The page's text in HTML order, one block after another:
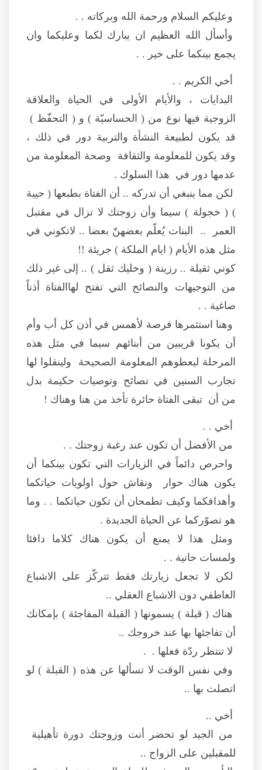
وعليكم السلام ورحمة الله وبركاته . .
وأسأل الله العظيم ان يبارك لكما وعليكما وان
يجمع بينكما على خير . .
أخي الكريم . .
البدايات ، والأيام الأولى في الحياة والعلاقة
الزوجية فيها نوع من ( الحساسيّة ) و ( التحفّظ )
قد يكون لطبيعة النشأة والتربية دور في ذلك ،
وقد يكون للمعلومة والثقافة وصحة المعلومة من
عدمها دور في هذا السلوك .
لكن مما ينبغي أن تدركه .. أن الفتاة بطبعها ( حيية
) ( خجولة ) سيما وأن زوجتك لا تزال في مقتبل
العمر .. البنات يُعلّم بعضهنّ بعضا .. لاتكوني في
مثل هذه الأيام ( ايام الملكة ) جريئة !!
كوني ثقيلة .. رزينة ( وخليك ثقل ) .. إلى غير ذلك
من التوجيهات والنصائح التي تفتح لهاالفتاة أذناً
صاغية . .
وهنا استثمرها فرصة لأهمس في أذن كل أب وأم
أن يكونا قريبين من أبنائهم سيما في مثل هذه
المرحلة ليعطوهم المعلومة الصحيحة ولينقلوا لها
تجارب السنين في نصائح وتوصيات حكيمة بدل
من أن تبقى الفتاة حائرة تأخذ من هنا وهناك !
أخي . .
من الأفضل أن تكون عند رغبة زوجتك . .
واحرص دائماً في الزيارات التي تكون بينكما أن
يكون هناك حوار ونقاش حول اولويات حياتكما
وأهدافكما وكيف تطمحان أن تكون حياتكما . . وما
هو تصوّركما عن الحياة الجديدة .
ومثل هذا لا يمنع أن يكون هناك كلاما دافئا
ولمسات حانية . .
لكن لا تجعل زيارتك فقط تتركّز على الاشباع
العاطفي دون الاشباع العقلي ..
هناك ( قبلة ) يسمونها ( القبلة المفاجئة ) بإمكانك
أن تفاجئها بها عند خروجك ..
لا تنتظر ردّة فعلها . .
وفي نفس الوقت لا تسألها عن هذه ( القبلة ) لو
اتصلت بها ..
أخي ..
من الجيد لو تحضر أنت وزوجتك دورة تأهيلية
للمقبلين على الزواج ..